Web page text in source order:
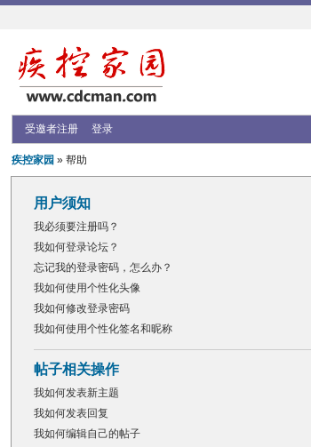
受邀者注册 登录
疾控家园 » 帮助
用户须知
我必须要注册吗？
我如何登录论坛？
忘记我的登录密码，怎么办？
我如何使用个性化头像
我如何修改登录密码
我如何使用个性化签名和昵称
帖子相关操作
我如何发表新主题
我如何发表回复
我如何编辑自己的帖子